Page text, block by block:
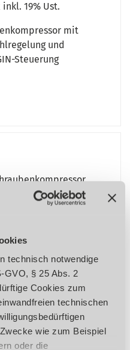
technisch notwendige
GVO, § 25 Abs. 2
Cookies zum
technischen
wie zum Beispiel
oder die
inkl. 19% Ust.
mit
und
Steuerung